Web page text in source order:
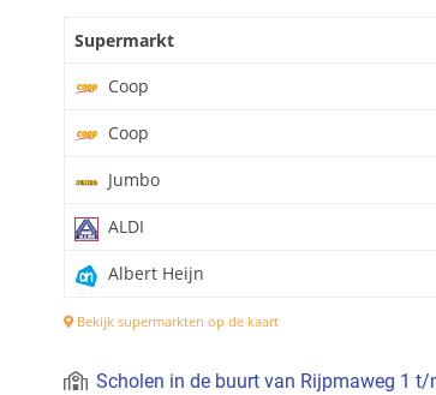
Supermarkt
Coop
Coop
Jumbo
ALDI
Albert Heijn
Bekijk supermarkten op de kaart
Scholen in de buurt van Rijpmaweg 1 t/